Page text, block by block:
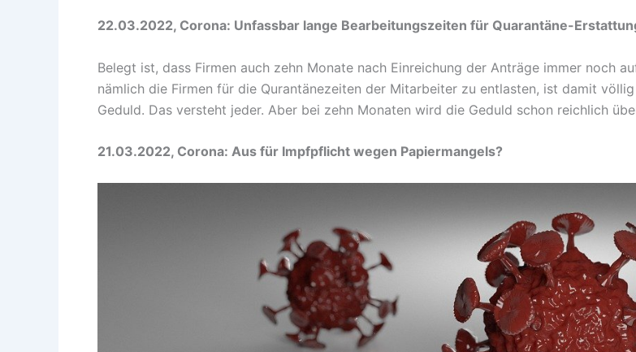
22.03.2022, Corona: Unfassbar lange Bearbeitungszeiten für Quarantäne-
Belegt ist, dass Firmen auch zehn Monate nach Einreichung der Anträge immer noch
nämlich die Firmen für die Qurantänezeiten der Mitarbeiter zu entlasten, ist damit
Geduld. Das versteht jeder. Aber bei zehn Monaten wird die Geduld schon reichlich
21.03.2022, Corona: Aus für Impfpflicht wegen Papiermangels?